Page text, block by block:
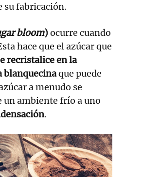
su fabricación.
bloom)ocurre cuando
hace que el azúcar que
recristalice en la
blanquecinaque puede
a menudo se
un ambiente frío a uno
.